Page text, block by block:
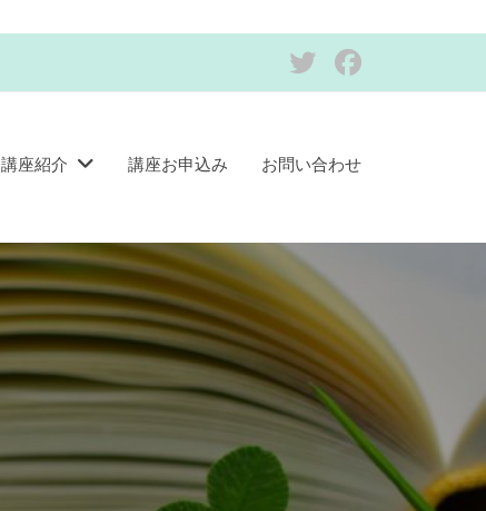
TwitterFacebook
講座紹介 講座お申込み お問い合わせ